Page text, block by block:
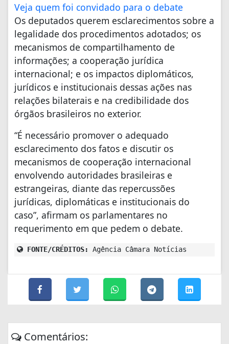
Veja quem foi convidado para o debate
Os deputados querem esclarecimentos sobre a
legalidade dos procedimentos adotados; os
mecanismos de compartilhamento de
informações; a cooperação jurídica
internacional; e os impactos diplomáticos,
jurídicos e institucionais dessas ações nas
relações bilaterais e na credibilidade dos
órgãos brasileiros no exterior.
“É necessário promover o adequado
esclarecimento dos fatos e discutir os
mecanismos de cooperação internacional
envolvendo autoridades brasileiras e
estrangeiras, diante das repercussões
jurídicas, diplomáticas e institucionais do
caso”, afirmam os parlamentares no
requerimento em que pedem o debate.
FONTE/CRÉDITOS: Agência Câmara Notícias
Comentários: